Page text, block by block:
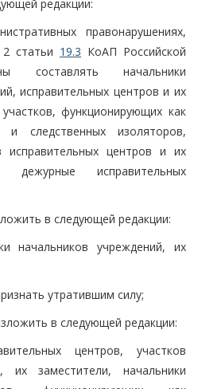
редакции:
правонарушениях,
статьи 19.3 КоАП Российской
составлять начальники
исправительных центров и их
функционирующих как
и следственных изоляторов,
исправительных центров и их
дежурные исправительных
в следующей редакции:
начальников учреждений, их
утратившим силу;
в следующей редакции:
центров, участков
их заместители, начальники